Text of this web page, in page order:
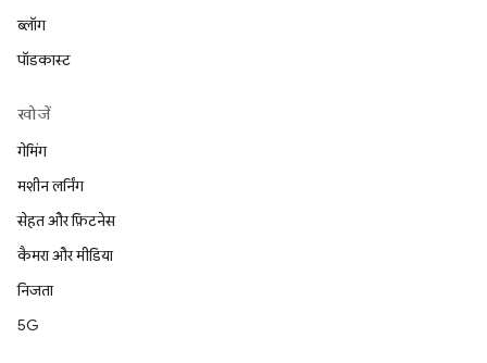
ब्लॉग
पॉडकास्ट
खोजें
गेमिंग
मशीन लर्निंग
सेहत और फ़िटनेस
कैमरा और मीडिया
निजता
5G